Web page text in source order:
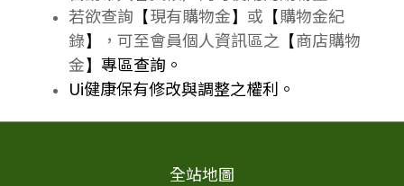
若欲查詢 【 現有購物金 】 或 【 購物金紀
錄】 ，可至會員個人資訊區之 【 商店購物
金 】 專區查詢。
Ui健康保有修改與調整之權利。
全站地圖